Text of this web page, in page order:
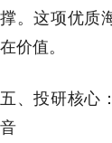
撑。这项优质
在价值。
五、投研核心
音